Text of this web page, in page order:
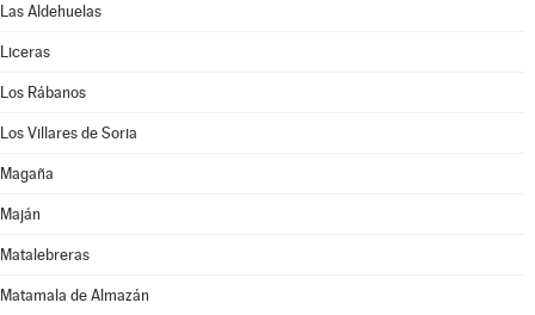
Las Aldehuelas
Liceras
Los Rábanos
Los Villares de Soria
Magaña
Maján
Matalebreras
Matamala de Almazán